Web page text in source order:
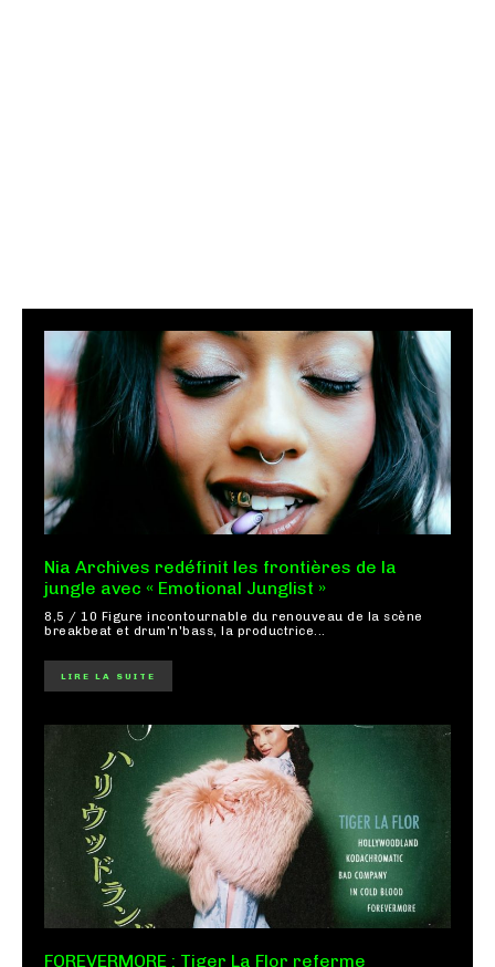
Nia Archives redéfinit les frontières de la
jungle avec « Emotional Junglist »
8,5 / 10 Figure incontournable du renouveau de la scène
breakbeat et drum'n'bass, la productrice...
LIRE LA SUITE
FOREVERMORE : Tiger La Flor referme